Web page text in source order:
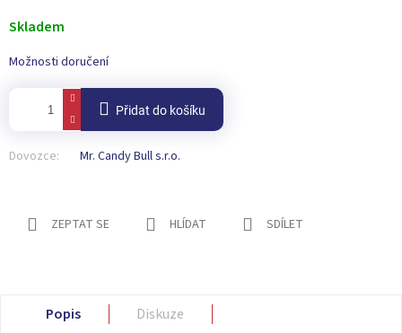
cena:
Skladem
Možnosti doručení
Přidat do košíku
Dovozce: Mr. Candy Bull s.r.o.
ZEPTAT SE HLÍDAT SDÍLET
Popis
Diskuze